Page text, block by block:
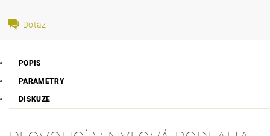
Dotaz
POPIS
PARAMETRY
DISKUZE